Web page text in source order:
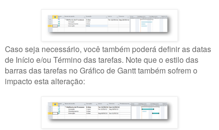
Caso seja necessário, você também poderá definir as datas
de Início e/ou Término das tarefas. Note que o estilo das
barras das tarefas no Gráfico de Gantt também sofrem o
impacto esta alteração: